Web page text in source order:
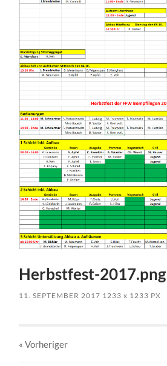
Herbstfest-2017.png
11. SEPTEMBER 2017 1233x 1233 PX
« Vorheriger